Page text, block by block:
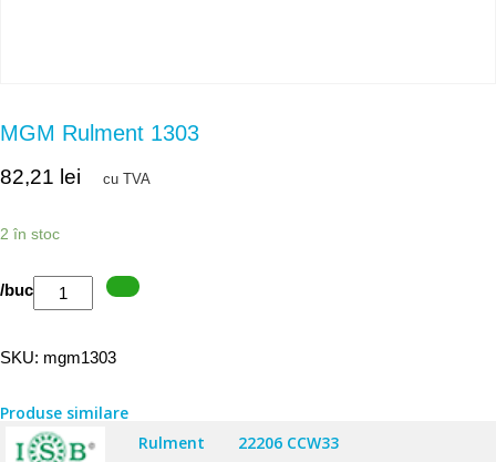
MGM Rulment 1303
82,21 lei cu TVA
2 în stoc
Cantitate
MGM
/buc
SKU: mgm1303
Produse similare
Rulment
22206 CCW33